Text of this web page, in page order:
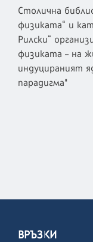
Столична
физиката“ и
Рилски“
физиката – на
индуцираният
парадигма"
ВРЪЗКИ